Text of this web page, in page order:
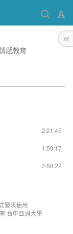
感教育
2:21:45
1:59:17
2:50:22
發表使用
台中亞洲大學